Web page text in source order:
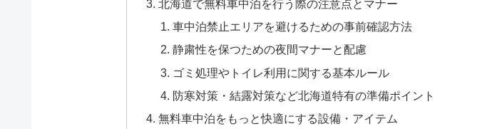
北海道で無料車中泊を行う際の注意点とマナー
車中泊禁止エリアを避けるための事前確認方法
静粛性を保つための夜間マナーと配慮
ゴミ処理やトイレ利用に関する基本ルール
防寒対策・結露対策など北海道特有の準備ポイント
無料車中泊をもっと快適にする設備・アイテム